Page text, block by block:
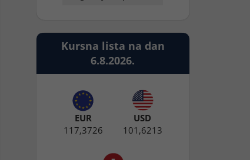
Kursna lista na dan
6.8.2026.
EUR
117,3726
USD
101,6213